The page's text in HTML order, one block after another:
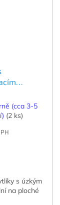
(cca 3-5
(2 ks)
s úzkým
na ploché